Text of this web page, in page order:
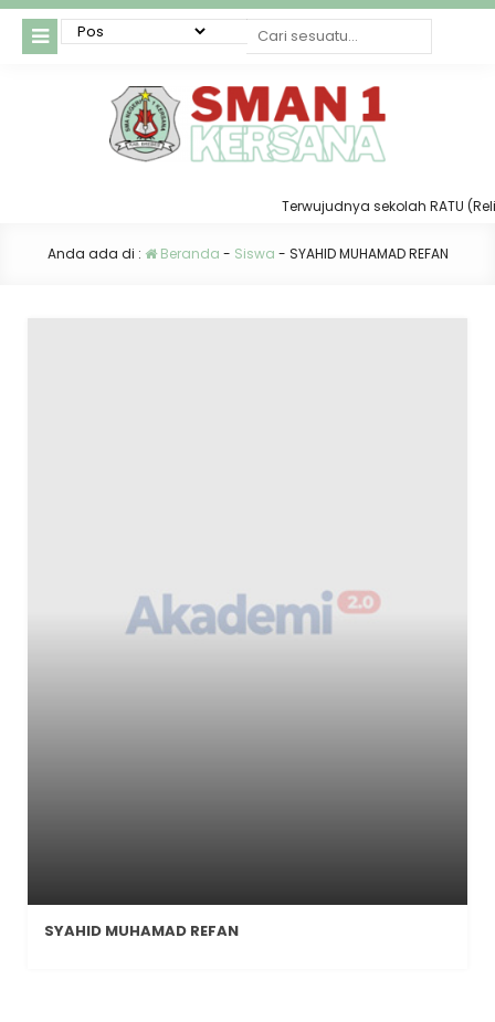
Terwujudnya sekolah RATU
Anda ada di : Beranda - Siswa - SYAHID MUHAMAD REFAN
SYAHID MUHAMAD REFAN